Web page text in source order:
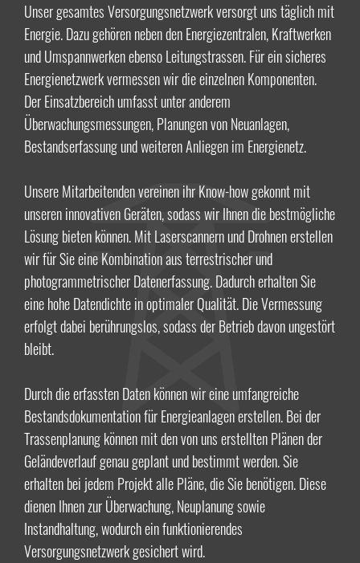
Unser gesamtes Versorgungsnetzwerk versorgt uns täglich mit
Energie. Dazu gehören neben den Energiezentralen, Kraftwerken
und Umspannwerken ebenso Leitungstrassen. Für ein sicheres
Energienetzwerk vermessen wir die einzelnen Komponenten.
Der Einsatzbereich umfasst unter anderem
Überwachungsmessungen, Planungen von Neuanlagen,
Bestandserfassung und weiteren Anliegen im Energienetz.
Unsere Mitarbeitenden vereinen ihr Know-how gekonnt mit
unseren innovativen Geräten, sodass wir Ihnen die bestmögliche
Lösung bieten können. Mit Laserscannern und Drohnen erstellen
wir für Sie eine Kombination aus terrestrischer und
photogrammetrischer Datenerfassung. Dadurch erhalten Sie
eine hohe Datendichte in optimaler Qualität. Die Vermessung
erfolgt dabei berührungslos, sodass der Betrieb davon ungestört
bleibt.
Durch die erfassten Daten können wir eine umfangreiche
Bestandsdokumentation für Energieanlagen erstellen. Bei der
Trassenplanung können mit den von uns erstellten Plänen der
Geländeverlauf genau geplant und bestimmt werden. Sie
erhalten bei jedem Projekt alle Pläne, die Sie benötigen. Diese
dienen Ihnen zur Überwachung, Neuplanung sowie
Instandhaltung, wodurch ein funktionierendes
Versorgungsnetzwerk gesichert wird.